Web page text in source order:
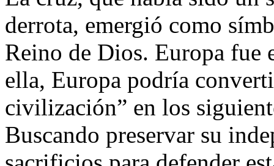
derrota, emergió como
Reino de Dios. Europa fue
ella, Europa podría
civilización” en los
Buscando preservar su